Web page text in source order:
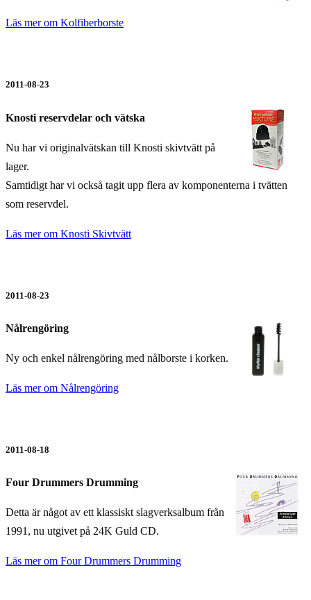
Läs mer om Kolfiberborste
2011-08-23
Knosti reservdelar och vätska
Nu har vi originalvätskan till Knosti skivtvätt på
lager.
Samtidigt har vi också tagit upp flera av komponenterna i tvätten
som reservdel.
Läs mer om Knosti Skivtvätt
2011-08-23
Nålrengöring
Ny och enkel nålrengöring med nålborste i korken.
Läs mer om Nålrengöring
2011-08-18
Four Drummers Drumming
Detta är något av ett klassiskt slagverksalbum från
1991, nu utgivet på 24K Guld CD.
Läs mer om Four Drummers Drumming